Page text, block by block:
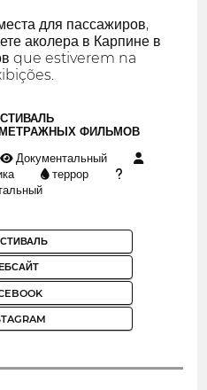
для пассажиров,
аколера в Карпине в
que estiverem na
ФИЛЬМОВ
Документальный
террор